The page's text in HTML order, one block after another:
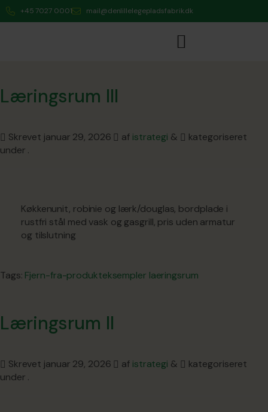
+45 7027 0001 mail@denlillelegepladsfabrik.dk
Læringsrum III
Skrevet januar 29, 2026 af istrategi &
kategoriseret
under .
Køkkenunit, robinie og lærk/douglas, bordplade i
rustfri stål med vask og gasgrill, pris uden armatur
og tilslutning
Tags: Fjern-fra-produkteksempler laeringsrum
Læringsrum II
Skrevet januar 29, 2026 af istrategi &
kategoriseret
under .